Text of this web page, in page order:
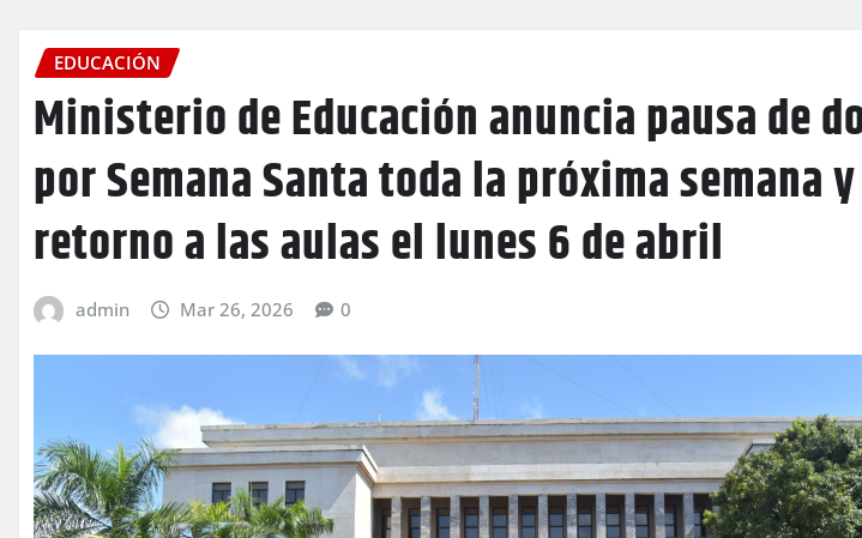
EDUCACIÓN
Ministerio de Educación anuncia pausa de
por Semana Santa toda la próxima semana
retorno a las aulas el lunes 6 de abril
admin Mar 26, 2026 0